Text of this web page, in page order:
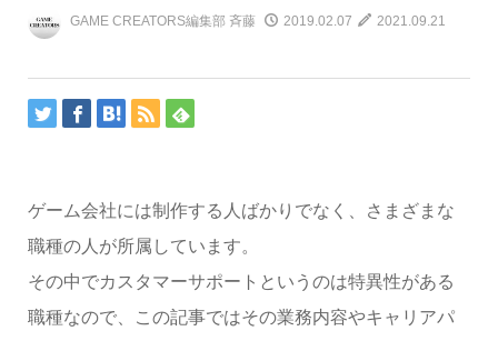
GAME CREATORS編集部 斉藤 2019.02.07 2021.09.21
ゲーム会社には制作する人ばかりでなく、さまざまな
職種の人が所属しています。
その中でカスタマーサポートというのは特異性がある
職種なので、この記事ではその業務内容やキャリアパ